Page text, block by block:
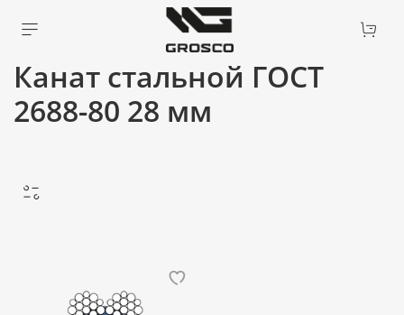
Канат стальной ГОСТ
2688-80 28 мм